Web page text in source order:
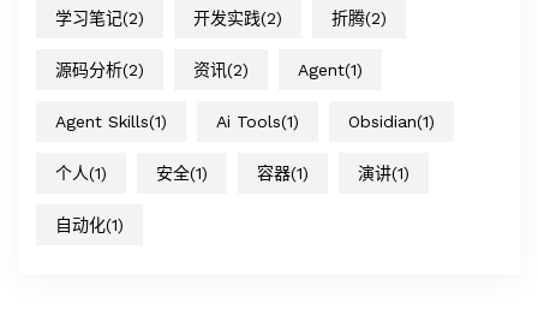
学习笔记(2) 开发实践(2) 折腾(2)
源码分析(2) 资讯(2) Agent(1)
Agent Skills(1) Ai Tools(1) Obsidian(1)
个人(1) 安全(1) 容器(1) 演讲(1)
自动化(1)